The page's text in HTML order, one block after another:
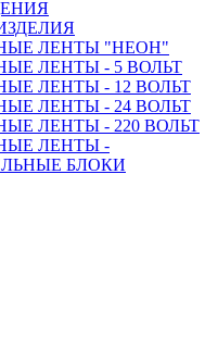
ЛЕНТЫ "НЕОН"
ЛЕНТЫ - 5 ВОЛЬТ
ЛЕНТЫ - 12 ВОЛЬТ
ЛЕНТЫ - 24 ВОЛЬТ
ЛЕНТЫ - 220 ВОЛЬТ
ЛЕНТЫ -
БЛОКИ